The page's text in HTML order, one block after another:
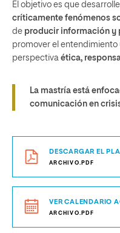
El objetivo es que
críticamente fenómenos
de producir información y
promover el entendimiento
perspectiva ética,
La mastría está
comunicación en
DESCARGAR EL
ARCHIVO.PDF
VER CALENDARIO
ARCHIVO.PDF